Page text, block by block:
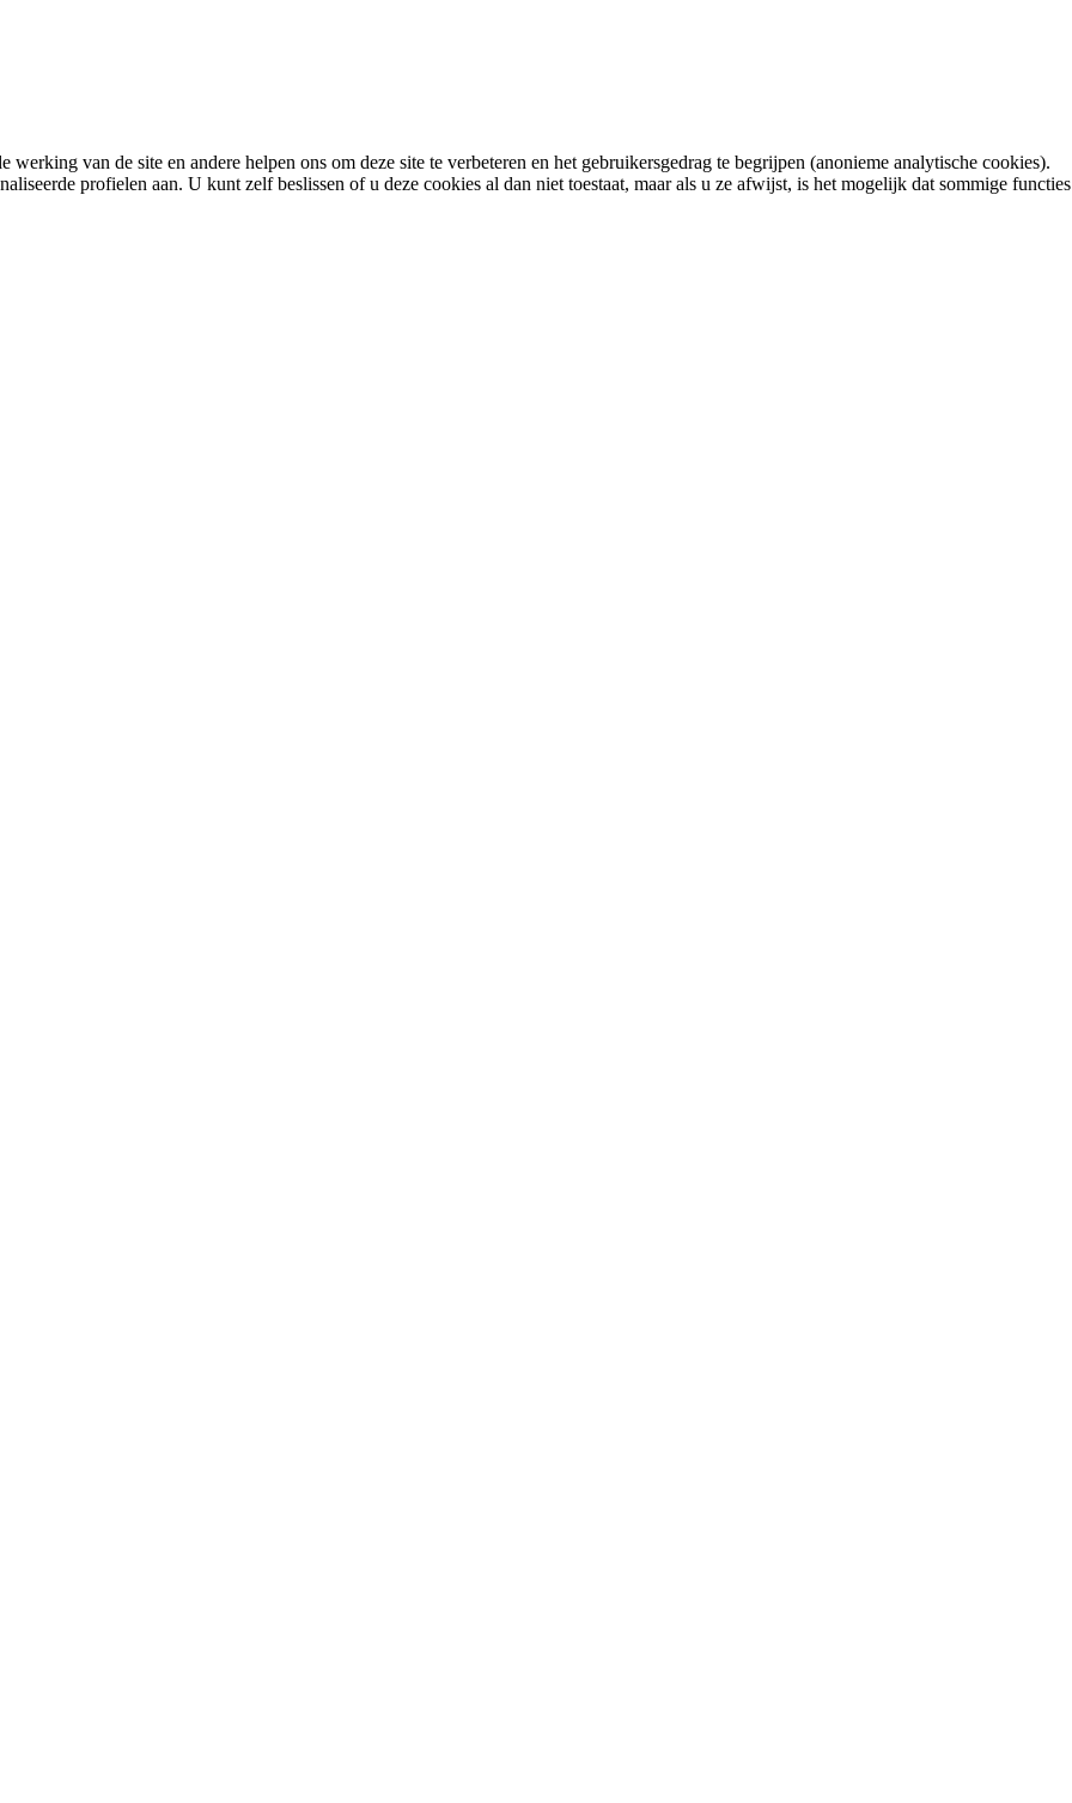
van de site en andere helpen ons om deze site te verbeteren en het gebruikersgedrag te begrijpen (anonieme analytische cookies).
profielen aan. U kunt zelf beslissen of u deze cookies al dan niet toestaat, maar als u ze afwijst, is het mogelijk dat sommige functies